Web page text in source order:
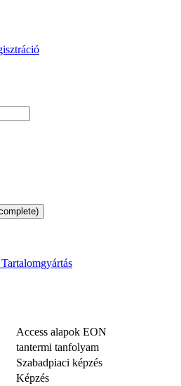
Access alapok EON
tantermi tanfolyam
Szabadpiaci képzés
Képzés